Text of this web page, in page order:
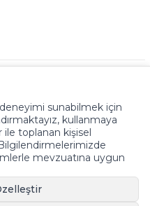
Saklıdır.
sunabilmek için
kullanmaya
toplanan kişisel
mevzuatına uygun